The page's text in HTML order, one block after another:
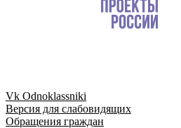
Vk Odnoklassniki
Версия для слабовидящих
Обращения граждан